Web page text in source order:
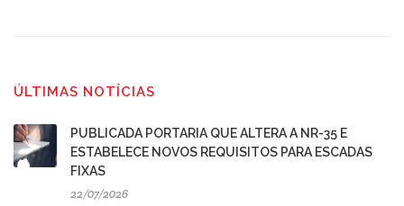
ÚLTIMAS NOTÍCIAS
PUBLICADA PORTARIA QUE ALTERA A NR-35 E
ESTABELECE NOVOS REQUISITOS PARA ESCADAS
FIXAS
22/07/2026